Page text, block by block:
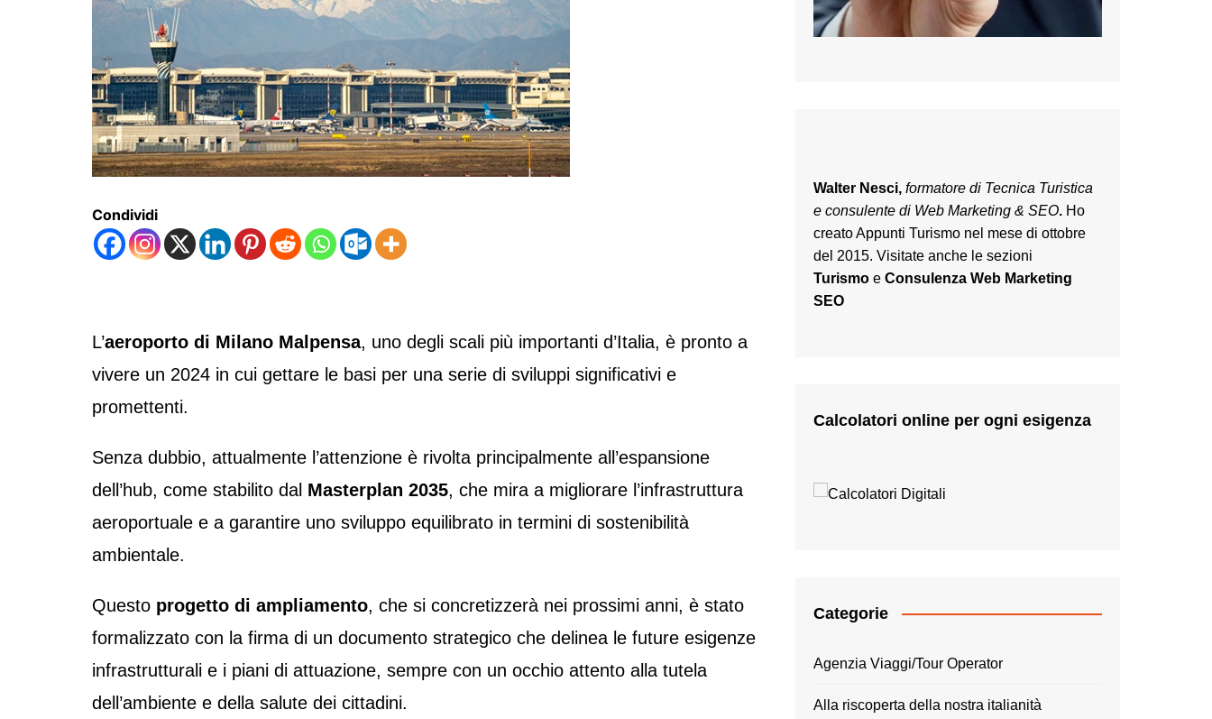
Condividi
L’aeroporto di Milano Malpensa, uno degli scali più importanti d’Italia, è pronto a
vivere un 2024 in cui gettare le basi per una serie di sviluppi significativi e
promettenti.
Senza dubbio, attualmente l’attenzione è rivolta principalmente all’espansione
dell’hub, come stabilito dal Masterplan 2035, che mira a migliorare l’infrastruttura
aeroportuale e a garantire uno sviluppo equilibrato in termini di sostenibilità
ambientale.
Questo progetto di ampliamento, che si concretizzerà nei prossimi anni, è stato
formalizzato con la firma di un documento strategico che delinea le future esigenze
infrastrutturali e i piani di attuazione, sempre con un occhio attento alla tutela
dell’ambiente e della salute dei cittadini.
Walter Nesci, formatore di Tecnica Turistica
e consulente di Web Marketing & SEO. Ho
creato Appunti Turismo nel mese di ottobre
del 2015. Visitate anche le sezioni
Turismo e Consulenza Web Marketing
SEO
Calcolatori online per ogni esigenza
Categorie
Agenzia Viaggi/Tour Operator
Alla riscoperta della nostra italianità